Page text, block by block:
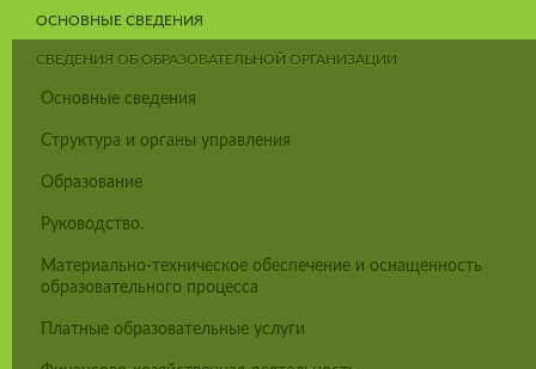
ОСНОВНЫЕ СВЕДЕНИЯ
СВЕДЕНИЯ ОБ ОБРАЗОВАТЕЛЬНОЙ ОРГАНИЗАЦИИ
Основные сведения
Структура и органы управления
Образование
Руководство.
Материально-техническое обеспечение и оснащенность
образовательного процесса
Платные образовательные услуги